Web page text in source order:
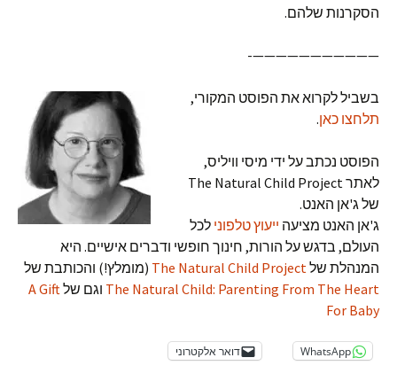
הסקרנות שלהם.
———————————-
בשביל לקרוא את הפוסט המקורי,
תלחצו כאן.
הפוסט נכתב על ידי מיסי וויליס,
לאתר The Natural Child Project
של ג'אן האנט.
ג'אן האנט מציעה ייעוץ טלפוני לכל
העולם, בדגש על הורות, חינוך חופשי ודברים אישיים. היא
המנהלת שלThe Natural Child Project (מומלץ!) והכותבת של
The Natural Child: Parenting From The Heart וגם שלA Gift
For Baby
WhatsApp דואר אלקטרוני